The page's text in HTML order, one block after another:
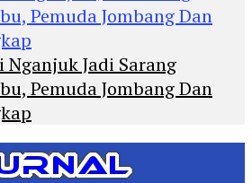
Nganjuk Jadi Sarang
Pemuda Jombang Dan